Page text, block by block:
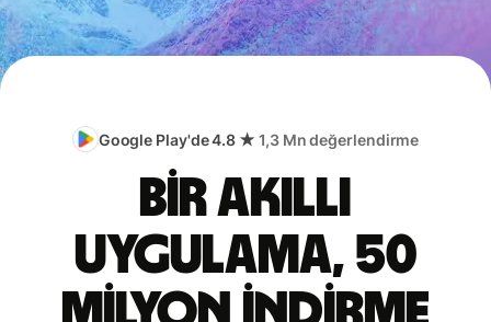
Google Play'de 4.8 ★ 1,3 Mn değerlendirme
Bir akıllı
uygulama, 50